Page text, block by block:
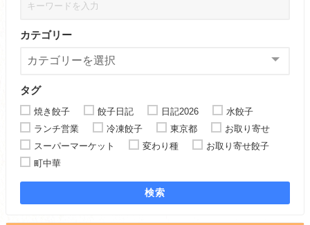
カテゴリー
タグ
焼き餃子 餃子日記 日記2026
水餃子
ランチ営業
冷凍餃子 東京都
お取り寄せ
スーパーマーケット
変わり種
お取り寄せ餃子
町中華
検索